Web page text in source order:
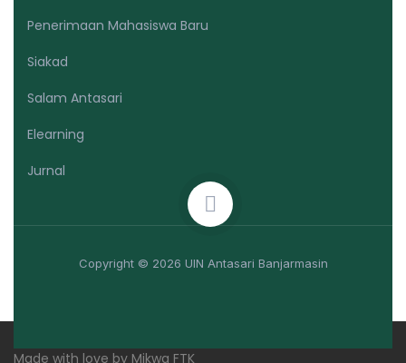
Penerimaan Mahasiswa Baru
Siakad
Salam Antasari
Elearning
Jurnal
Copyright © 2026 UIN Antasari Banjarmasin
Made with love by Mikwa FTK